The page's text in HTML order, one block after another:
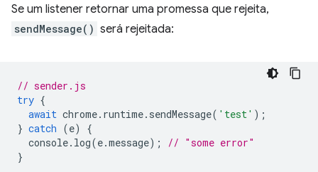
Se um listener retornar uma promessa que rejeita,
sendMessage() será rejeitada:
// sender.js
try {
await chrome. runtime. sendMessage( 'test' );
} catch (e)
{
console. log(e.message);
// "some error"
}